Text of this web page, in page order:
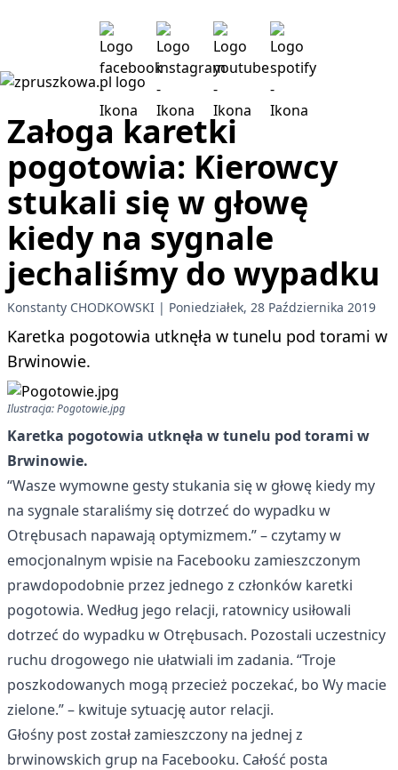
Załoga karetki
pogotowia: Kierowcy
stukali się w głowę
kiedy na sygnale
jechaliśmy do wypadku
Konstanty CHODKOWSKI Poniedziałek, 28 Października 2019
Karetka pogotowia utknęła w tunelu pod torami w
Brwinowie.
Ilustracja: Pogotowie.jpg
Karetka pogotowia utknęła w tunelu pod torami w
Brwinowie.
“Wasze wymowne gesty stukania się w głowę kiedy my
na sygnale staraliśmy się dotrzeć do wypadku w
Otrębusach napawają optymizmem.” – czytamy w
emocjonalnym wpisie na Facebooku zamieszczonym
prawdopodobnie przez jednego z członków karetki
pogotowia. Według jego relacji, ratownicy usiłowali
dotrzeć do wypadku w Otrębusach. Pozostali uczestnicy
ruchu drogowego nie ułatwiali im zadania. “Troje
poszkodowanych mogą przecież poczekać, bo Wy macie
zielone.” – kwituje sytuację autor relacji.
Głośny post został zamieszczony na jednej z
brwinowskich grup na Facebooku. Całość posta